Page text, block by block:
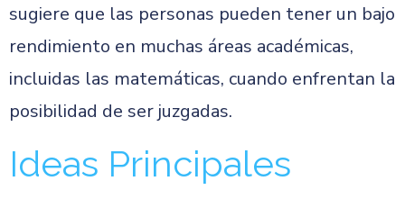
sugiere que las personas pueden tener un bajo
rendimiento en muchas áreas académicas,
incluidas las matemáticas, cuando enfrentan la
posibilidad de ser juzgadas.
Ideas Principales